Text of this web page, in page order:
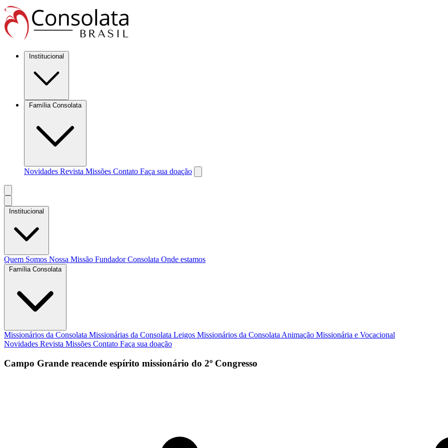
Institucional
Família Consolata
Novidades Revista Missões Contato Faça sua doação
Institucional
Quem Somos Nossa Missão FundadorConsolata Onde estamos
Família Consolata
Missionários da Consolata Missionárias da Consolata Leigos Missionários da Consolata Animação Missionária e Vocacional
Novidades Revista Missões Contato Faça sua doação
Campo Grande reacende espírito missionário do 2º Congresso